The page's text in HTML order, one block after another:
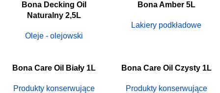
Bona Decking Oil
Naturalny 2,5L
Oleje - olejowski
Bona Amber 5L
Lakiery podkładowe
Bona Care Oil Biały 1L
Produkty konserwujące
Bona Care Oil Czysty 1L
Produkty konserwujące